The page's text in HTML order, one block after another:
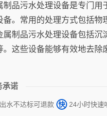
制品污水处理设备是专门用
备。常用的处理方式包括物
属制品污水处理设备包括
。这些设备能够有效地去除
承诺
水不达标可退款 快 24小时快速